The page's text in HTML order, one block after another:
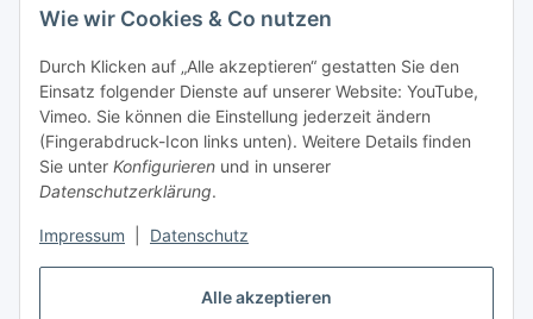
Alle akzeptieren
Wie wir Cookies & Co nutzen
Durch Klicken auf „Alle akzeptieren“ gestatten Sie den
Einsatz folgender Dienste auf unserer Website: YouTube,
Vimeo. Sie können die Einstellung jederzeit ändern
(Fingerabdruck-Icon links unten). Weitere Details finden
Sie unter Konfigurieren und in unserer
Datenschutzerklärung.
Impressum Datenschutz
Newsletter Abonnieren
Informationen
Gesetzliche Informationen